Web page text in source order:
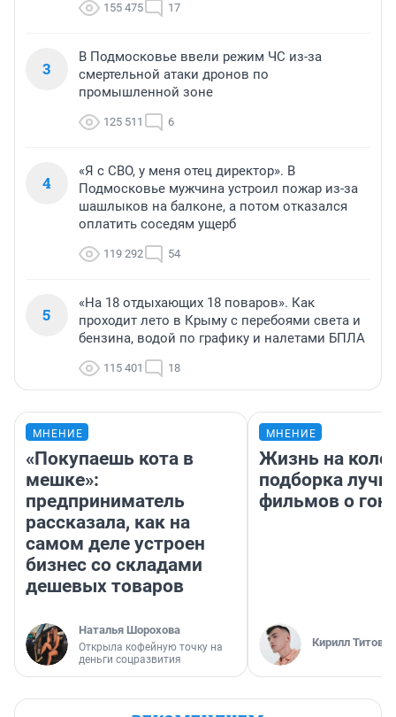
155 475 17
3
В Подмосковье ввели режим ЧС из-за
смертельной атаки дронов по
промышленной зоне
125 511 6
4
«Я с СВО, у меня отец директор». В
Подмосковье мужчина устроил пожар из-за
шашлыков на балконе, а потом отказался
оплатить соседям ущерб
119 292 54
5
«На 18 отдыхающих 18 поваров». Как
проходит лето в Крыму с перебоями света и
бензина, водой по графику и налетами БПЛА
115 401 18
МНЕНИЕ
«Покупаешь кота в
мешке»:
предприниматель
рассказала, как на
самом деле устроен
бизнес со складами
дешевых товаров
Наталья Шорохова
Открыла кофейную точку на
деньги соцразвития
МНЕНИЕ
Жизнь на
подборка
фильмов о
Кирилл Титов